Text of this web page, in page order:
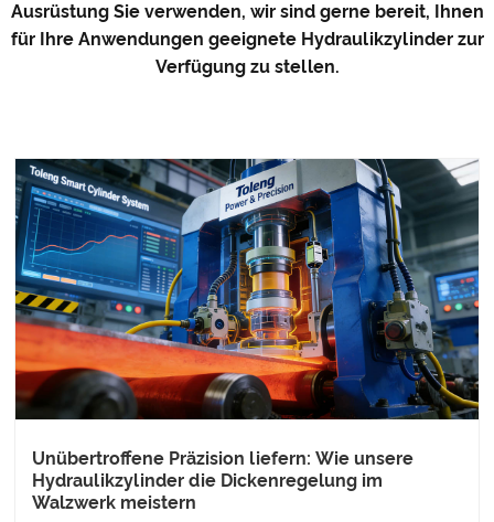
Ausrüstung Sie verwenden, wir sind gerne bereit, Ihnen
für Ihre Anwendungen geeignete Hydraulikzylinder zur
Verfügung zu stellen.
Unübertroffene Präzision liefern: Wie unsere
Hydraulikzylinder die Dickenregelung im
Walzwerk meistern